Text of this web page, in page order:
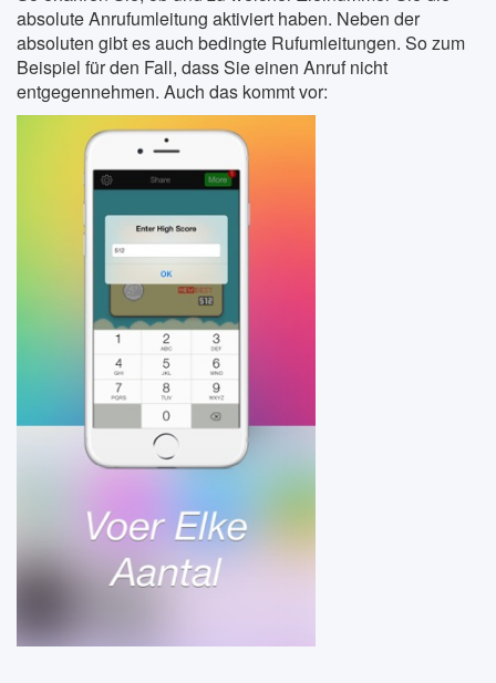
absolute Anrufumleitung aktiviert haben. Neben der
absoluten gibt es auch bedingte Rufumleitungen. So zum
Beispiel für den Fall, dass Sie einen Anruf nicht
entgegennehmen. Auch das kommt vor: